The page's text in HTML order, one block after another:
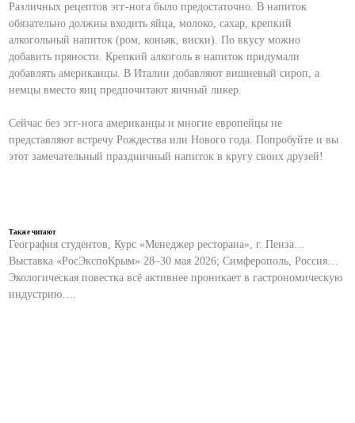
Различных рецептов эгг-нога было предостаточно. В напиток
обязательно должны входить яйца, молоко, сахар, крепкий
алкогольный напиток (ром, коньяк, виски). По вкусу можно
добавить пряности. Крепкий алкоголь в напиток придумали
добавлять американцы. В Италии добавляют вишневый сироп, а
немцы вместо яиц предпочитают яичный ликер.
Сейчас без эгг-нога американцы и многие европейцы не
представляют встречу Рождества или Нового года. Попробуйте и вы
этот замечательный праздничный напиток в кругу своих друзей!
Также читают
География студентов, Курс «Менеджер ресторана», г. Пенза…
Выставка «РосЭкспоКрым» 28–30 мая 2026; Симферополь, Россия…
Экологическая повестка всё активнее проникает в гастрономическую
индустрию….